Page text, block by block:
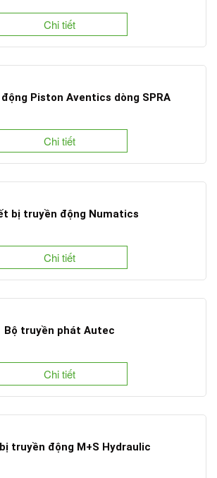
Chi tiết
Piston Aventics dòng SPRA
Chi tiết
bị truyền động Numatics
Chi tiết
Bộ truyền phát Autec
Chi tiết
truyền động M+S Hydraulic